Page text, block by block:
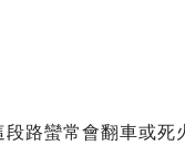
路蠻常會翻車或死